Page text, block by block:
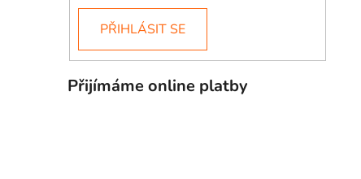
PŘIHLÁSIT SE
Přijímáme online platby